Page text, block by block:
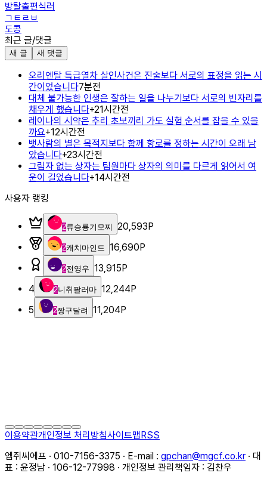
방탈출편식러
ㄱㅌㄹㅂ
도콩
최근 글/댓글
새 글 새 댓글
오리엔탈 특급열차 살인사건은 진술보다 서로의 표정을 읽는 시
간이었습니다7분전
대체 불가능한 인생은 잘하는 일을 나누기보다 서로의 빈자리를
채우게 했습니다+21시간전
레이나의 시약은 추리 초보끼리 가도 실험 순서를 잡을 수 있을
까요+12시간전
뱃사람의 별은 목적지보다 함께 항로를 정하는 시간이 오래 남
았습니다+23시간전
그림자 없는 상자는 팀원마다 상자의 의미를 다르게 읽어서 여
운이 길었습니다+14시간전
사용자 랭킹
2류승룡기모찌 20,593P
2캐치마인드 16,690P
2전영우 13,915P
4
2니취팔러마 12,244P
5
2짱구달려 11,204P
이용약관개인정보 처리방침사이트맵RSS
엠쥐씨에프 · 010-7156-3375 · E-mail : gpchan@mgcf.co.kr · 대
표 : 윤정남 · 106-12-77998 · 개인정보 관리책임자 : 김찬우